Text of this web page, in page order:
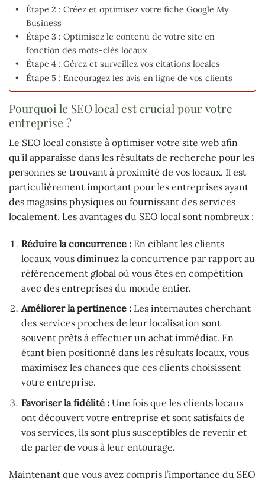
Étape 2 : Créez et optimisez votre fiche Google My
Business
Étape 3 : Optimisez le contenu de votre site en
fonction des mots-clés locaux
Étape 4 : Gérez et surveillez vos citations locales
Étape 5 : Encouragez les avis en ligne de vos clients
Pourquoi le SEO local est crucial pour votre
entreprise ?
Le SEO local consiste à optimiser votre site web afin
qu’il apparaisse dans les résultats de recherche pour les
personnes se trouvant à proximité de vos locaux. Il est
particulièrement important pour les entreprises ayant
des magasins physiques ou fournissant des services
localement. Les avantages du SEO local sont nombreux :
Réduire la concurrence :En ciblant les clients
locaux, vous diminuez la concurrence par rapport au
référencement global où vous êtes en compétition
avec des entreprises du monde entier.
Améliorer la pertinence :Les internautes cherchant
des services proches de leur localisation sont
souvent prêts à effectuer un achat immédiat. En
étant bien positionné dans les résultats locaux, vous
maximisez les chances que ces clients choisissent
votre entreprise.
Favoriser la fidélité :Une fois que les clients locaux
ont découvert votre entreprise et sont satisfaits de
vos services, ils sont plus susceptibles de revenir et
de parler de vous à leur entourage.
Maintenant que vous avez compris l’importance du SEO